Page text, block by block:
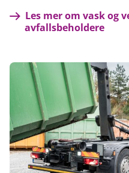
Les mer om vask og
avfallsbeholdere